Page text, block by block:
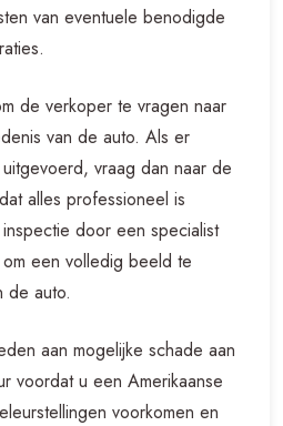
van eventuele benodigde
de verkoper te vragen naar
van de auto. Als er
vraag dan naar de
alles professioneel is
door een specialist
een volledig beeld te
de auto.
aan mogelijke schade aan
voordat u een Amerikaanse
voorkomen en